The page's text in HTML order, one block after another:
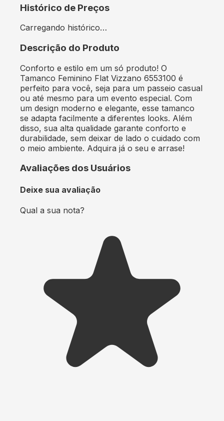
Histórico de Preços
Carregando histórico…
Descrição do Produto
Conforto e estilo em um só produto! O
Tamanco Feminino Flat Vizzano 6553100 é
perfeito para você, seja para um passeio casual
ou até mesmo para um evento especial. Com
um design moderno e elegante, esse tamanco
se adapta facilmente a diferentes looks. Além
disso, sua alta qualidade garante conforto e
durabilidade, sem deixar de lado o cuidado com
o meio ambiente. Adquira já o seu e arrase!
Avaliações dos Usuários
Deixe sua avaliação
Qual a sua nota?